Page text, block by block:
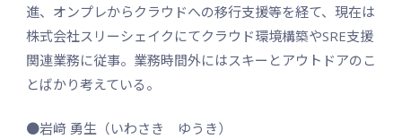
進、オンプレからクラウドへの移行支援等を経て、現在は
株式会社スリーシェイクにてクラウド環境構築やSRE支援
関連業務に従事。業務時間外にはスキーとアウトドアのこ
とばかり考えている。
●岩﨑 勇生（いわさき ゆうき）